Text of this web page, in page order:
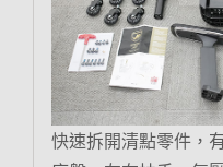
快速拆開清點零件，